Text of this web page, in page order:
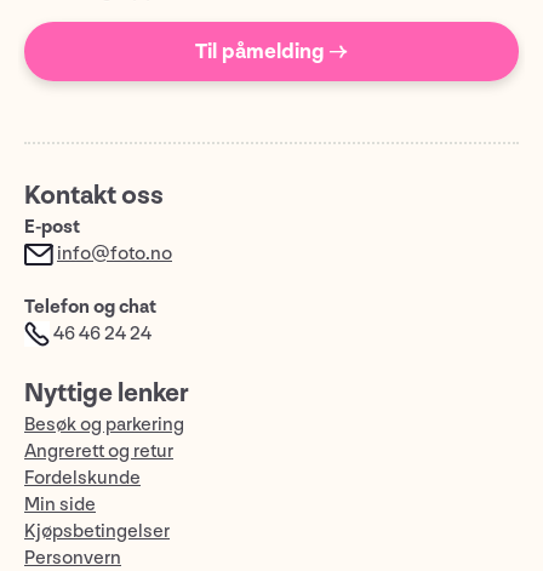
Til påmelding →
Kontakt oss
E-post
info@foto.no
Telefon og chat
46 46 24 24
Nyttige lenker
Besøk og parkering
Angrerett og retur
Fordelskunde
Min side
Kjøpsbetingelser
Personvern